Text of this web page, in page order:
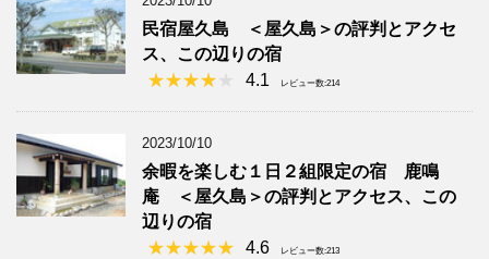
民宿屋久島 ＜屋久島＞の評判とアクセ
ス、この辺りの宿
4.1
レビュー数:214
2023/10/10
余暇を楽しむ１日２組限定の宿 鹿鳴
庵 ＜屋久島＞の評判とアクセス、この
辺りの宿
4.6
レビュー数:213